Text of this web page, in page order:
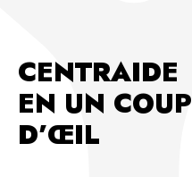
CENTRAIDE
EN UN COUP
D’ŒIL